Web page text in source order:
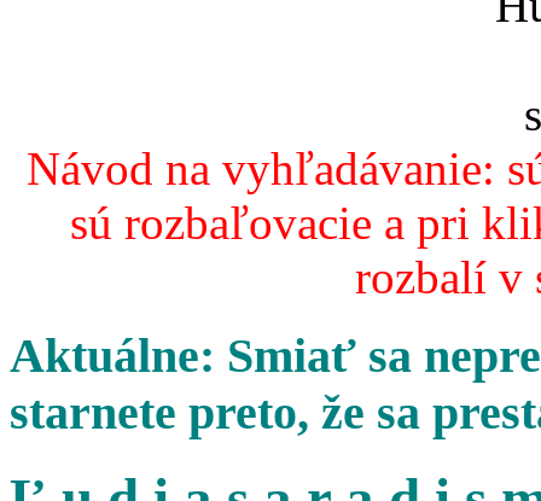
Návod na vyhľadávanie:
sú rozbaľovacie a pri
rozbalí v
Aktuálne: Smiať sa
starnete preto, že sa